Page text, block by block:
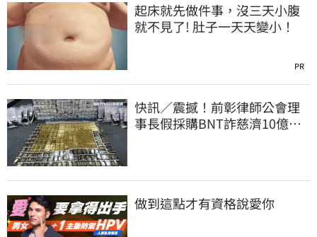
起床就先做件事，沒三天小腹
就不見了! 肚子一天天變小！
PR
快訊／震撼！前彰律師公會理
事長假採購BNT詐慈濟10億、
做到這點才有資格說愛你